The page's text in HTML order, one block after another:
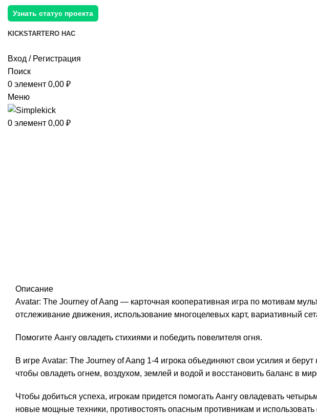
Узнать статус проекта
KICKSTARTERО НАС
Вход / Регистрация
Поиск
0 элемент 0,00 ₽
Меню
0 элемент 0,00 ₽
Описание
Avatar: The Journey of Aang — карточная кооперативная игра по мотивам
отслеживание движения, использование многоцелевых карт, вариативный
Помогите Аангу овладеть стихиями и победить повелителя огня.
В игре Avatar: The Journey of Aang 1-4 игрока объединяют свои усилия и
чтобы овладеть огнем, воздухом, землей и водой и восстановить баланс в
Чтобы добиться успеха, игрокам придется помогать Аангу овладевать
новые мощные техники, противостоять опасным противникам и